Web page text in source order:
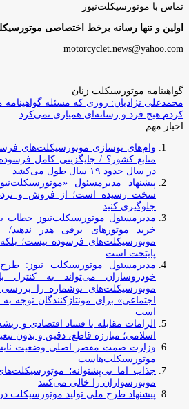
تماس با موتورسیکلت‌نیوز
اولین و تنها رسانه برخط اختصاصی
motorcyclet.news@yahoo.com
گواهینامه موتورسیکلت زنان
محمدعلی نژادیان: روزی که مسئله
کردم هیچ فرد و رسانه‌ای همیاری نمی‌کرد
اخبار مهم
وام‌های نوسازی موتورسیکلت‌های
در سال حدود ۱۹ سال طول می‌کشد
پیشنهاد مدیرمسئول
سخت رسیده است؛ از فروش و تردد
جلوگیری کنید
مدیرمسئول موتورسیکلت‌نیوز خطاب
خرید موتورهای برقی هدر ندهید/
موتورسیکلت‌های فرسوده نیست؛
پایتخت است
مدیرمسئول موتورسیکلت نیوز:
خودروسازان می‌تواند به کنترل
موتورسیکلت‌های نوشماره را
اجتماعی» برای مونتاژکنندگان توجه
است
الزامات مقابله با فساد اقتصادی و
اسلامی؛ مبارزه قاطع، دقیق و بدون
وزارت صمت مقصر اصلی وضعیت
موتورسیکلت‌هاست
جذاب اما بی‌پشتوانه؛
موتورسواران را خالی می‌کنند
پیشنهاد طرح ملی تولید موتورسیکلت